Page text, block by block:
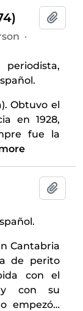
·
Obtuvo el
en 1928,
fue la
Cantabria
de perito
con el
y con su
empezó…